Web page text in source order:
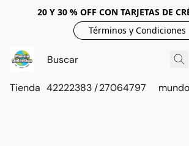
20 Y 30 % OFF CON TARJETAS DE
Términos y Condiciones
Tienda 42222383 / 27064797